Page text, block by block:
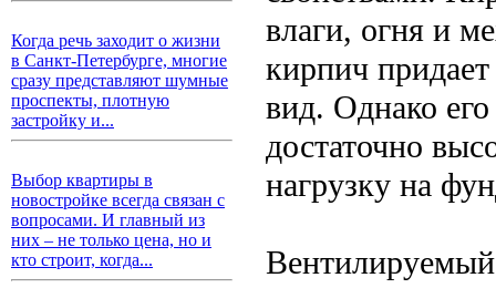
Когда речь заходит о жизни
в Санкт-Петербурге, многие
сразу представляют шумные
проспекты, плотную
застройку и...
Выбор квартиры в
новостройке всегда связан с
вопросами. И главный из
них – не только цена, но и
кто строит, когда...
влаги, огня и
кирпич
вид. Однако
достаточно
нагрузку на